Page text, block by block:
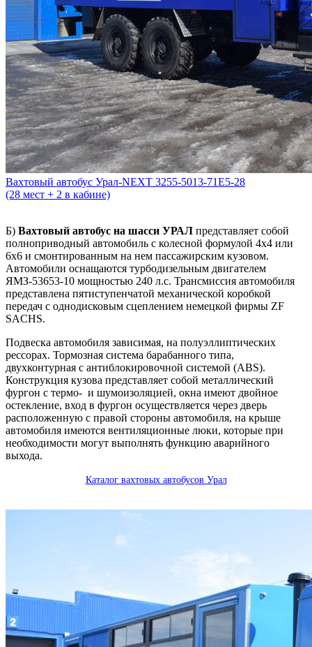
Вахтовый автобус Урал-NEXT 3255-5013-71Е5-28
(28 мест + 2 в кабине)
Б) Вахтовый автобус на шасси УРАЛ представляет собой
полноприводный автомобиль с колесной формулой 4х4 или
6х6 и смонтированным на нем пассажирским кузовом.
Автомобили оснащаются турбодизельным двигателем
ЯМЗ-53653-10 мощностью 240 л.с. Трансмиссия автомобиля
представлена пятиступенчатой механической коробкой
передач с однодисковым сцеплением немецкой фирмы ZF
SACHS.
Подвеска автомобиля зависимая, на полуэллиптических
рессорах. Тормозная система барабанного типа,
двухконтурная с антиблокировочной системой (ABS).
Конструкция кузова представляет собой металлический
фургон с термо- и шумоизоляцией, окна имеют двойное
остекление, вход в фургон осуществляется через дверь
расположенную с правой стороны автомобиля, на крыше
автомобиля имеются вентиляционные люки, которые при
необходимости могут выполнять функцию аварийного
выхода.
Каталог вахтовых автобусов Урал